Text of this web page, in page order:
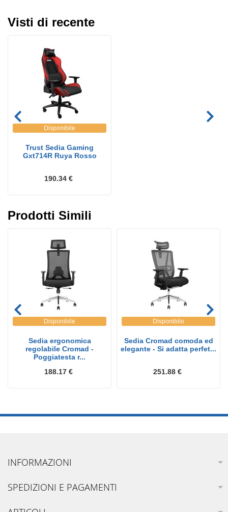
Visti di recente
Disponibile
Trust Sedia Gaming
Gxt714R Ruya Rosso
190.34 €
Prodotti Simili
Disponibile
Sedia ergonomica
regolabile Cromad -
Poggiatesta r...
188.17 €
Disponibile
Sedia Cromad comoda ed
elegante - Si adatta perfet...
251.88 €
INFORMAZIONI
SPEDIZIONI E PAGAMENTI